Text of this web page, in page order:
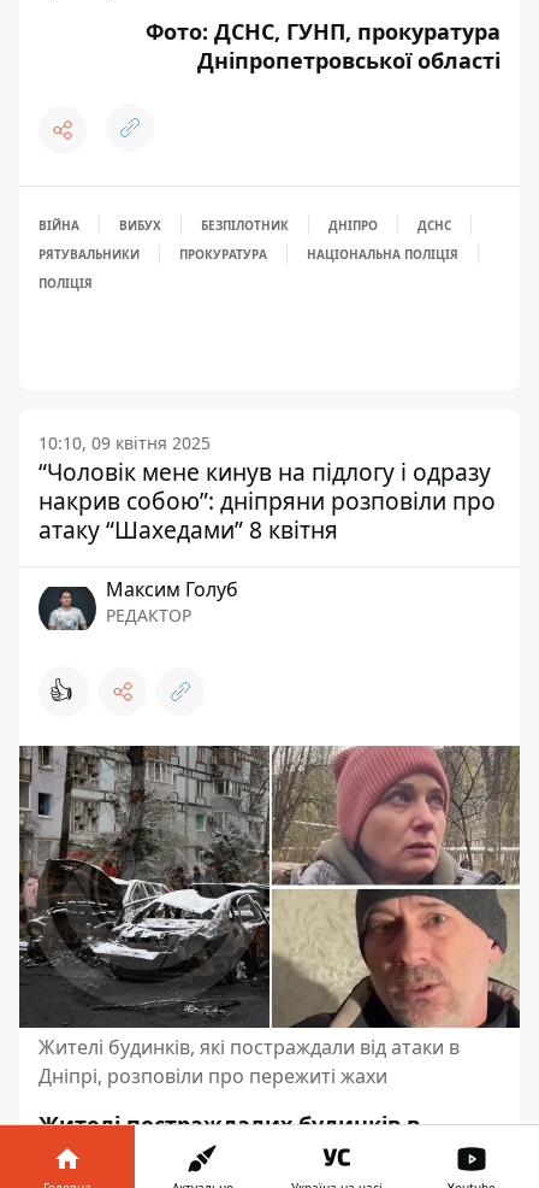
Фото: ДСНС, ГУНП, прокуратура
Дніпропетровської області
ВІЙНА ВИБУХ БЕЗПІЛОТНИК ДНІПРО
ДСНС
РЯТУВАЛЬНИКИ
ПРОКУРАТУРА
НАЦІОНАЛЬНА ПОЛІЦІЯ
ПОЛІЦІЯ
10:10, 09 квітня 2025
“Чоловік мене кинув на підлогу і одразу
накрив собою”: дніпряни розповіли про
атаку “Шахедами” 8 квітня
Максим Голуб
РЕДАКТОР
👍
Жителі будинків, які постраждали від атаки в
Дніпрі, розповіли про пережиті жахи
Жителі постраждалих будинків в
Дніпрі, яким дісталося через масовану